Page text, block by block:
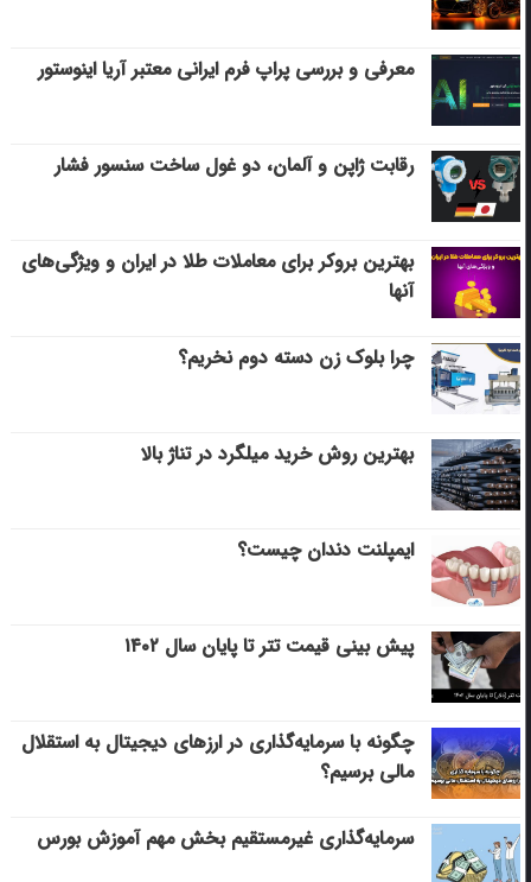
معرفی و بررسی پراپ فرم ایرانی معتبر آریا اینوستور
رقابت ژاپن و آلمان، دو غول ساخت سنسور فشار
بهترین بروکر برای معاملات طلا در ایران و ویژگی‌های
آنها
چرا بلوک زن دسته دوم نخریم؟
بهترین روش خرید میلگرد در تناژ بالا
ایمپلنت دندان چیست؟
پیش بینی قیمت تتر تا پایان سال ۱۴۰۲
چگونه با سرمایه‌گذاری در ارزهای دیجیتال به استقلال
مالی برسیم؟
سرمایه‌گذاری غیرمستقیم بخش مهم آموزش بورس